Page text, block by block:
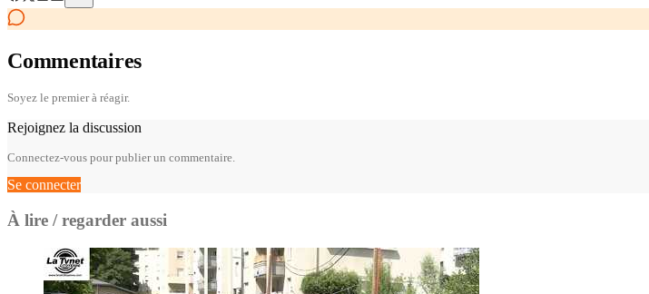
Commentaires
Soyez le premier à réagir.
Rejoignez la discussion
Connectez-vous pour publier un commentaire.
Se connecter
À lire / regarder aussi